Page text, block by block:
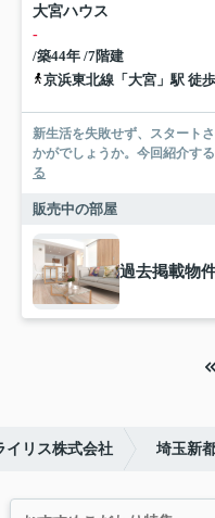
大宮ハウス
-
/築44年 /7階建
京浜東北線「大宮」駅 徒
新生活を失敗せず、スタート
かがでしょうか。今回紹介す
る
販売中の部屋
過去掲載物
イリス株式会社 埼玉新